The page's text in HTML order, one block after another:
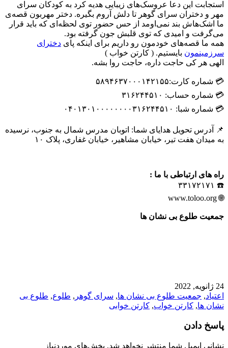
استجابت این دعا عروسک‌های زیبایی هدیه کرد به کودکان سرای
مهر و دختران سرای گوهر تا دلش آروم بگیره. دختر مهربون قصه‌ی
ما اشک‌هاش بند نمی‌اومد از حس حضور توی لحظه‌ای که باید قرار
می‌گرفت و امیدی که توی قلبش جون گرفته بود.
همه ما قصه‌های خودمون رو داریم برای اینکه پای دخترای
سرزمینمون بایستیم. ( کارتن خواب )
الهی هر کی حاجت داره، حاجت روا بشه.
💳 شماره کارت:۵٨٩۴۶٣٧٠٠٠١۴٢١۵۵
💳 شماره حساب: ٣١۶٢۴۴۵١٠
💳 شماره شبا: ٠۴٠١٣٠١٠٠٠٠٠٠٠٠٣١۶٢۴۴۵١٠
📌 آدرس تحویل هدایای شما: اتوبان مدرس شمال به جنوب، نرسیده
به میدان هفت تیر، خیابان مشاهیر، خیابان غفاری، پلاک ١٠
راه های ارتباطی با ما :
☎️ ۳۳۱۷۲۱۷۱
🌐 www.toloo.org
جمعیت طلوع بی نشان ها
24 ژانویه, 2022
اعتیاد, جمعیت طلوع بی نشان ها, سرای گوهر , طلوع, طلوع بی
نشان ها, کارتن خواب, کارتن خوابی
پاسخ دادن
نشانی ایمیل شما منتشر نخواهد شد. بخش‌های موردنیاز